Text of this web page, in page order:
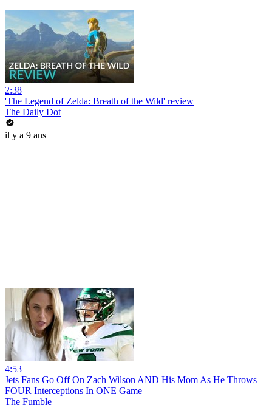
2:38
'The Legend of Zelda: Breath of the Wild' review
The Daily Dot
il y a 9 ans
4:53
Jets Fans Go Off On Zach Wilson AND His Mom As He Throws
FOUR Interceptions In ONE Game
The Fumble